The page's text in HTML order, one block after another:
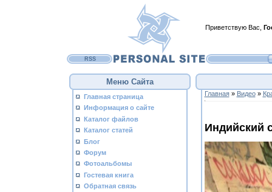
Приветствую Вас
RSS
Меню Сайта
Главная страница
Информация о сайте
Каталог файлов
Каталог статей
Блог
Форум
Фотоальбомы
Гостевая книга
Обратная связь
Главная» Видео»
Индийский